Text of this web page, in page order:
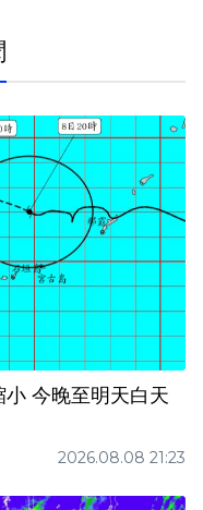
今晚至明天白天
2026.08.08 21:23